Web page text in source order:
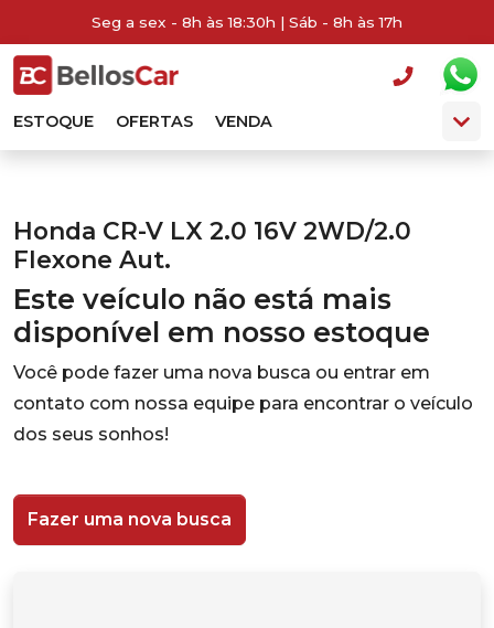
Seg a sex - 8h às 18:30h | Sáb - 8h às 17h
ESTOQUE OFERTAS VENDA
Honda CR-V LX 2.0 16V 2WD/2.0
Flexone Aut.
Este veículo não está mais
disponível em nosso estoque
Você pode fazer uma nova busca ou entrar em
contato com nossa equipe para encontrar o veículo
dos seus sonhos!
Fazer uma nova busca